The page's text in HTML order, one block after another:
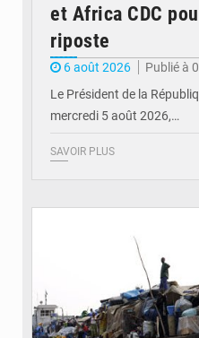
et Africa CDC
riposte
6 août 2026
Publié à
Le Président de la
mercredi 5 août 2026,…
SAVOIR PLUS